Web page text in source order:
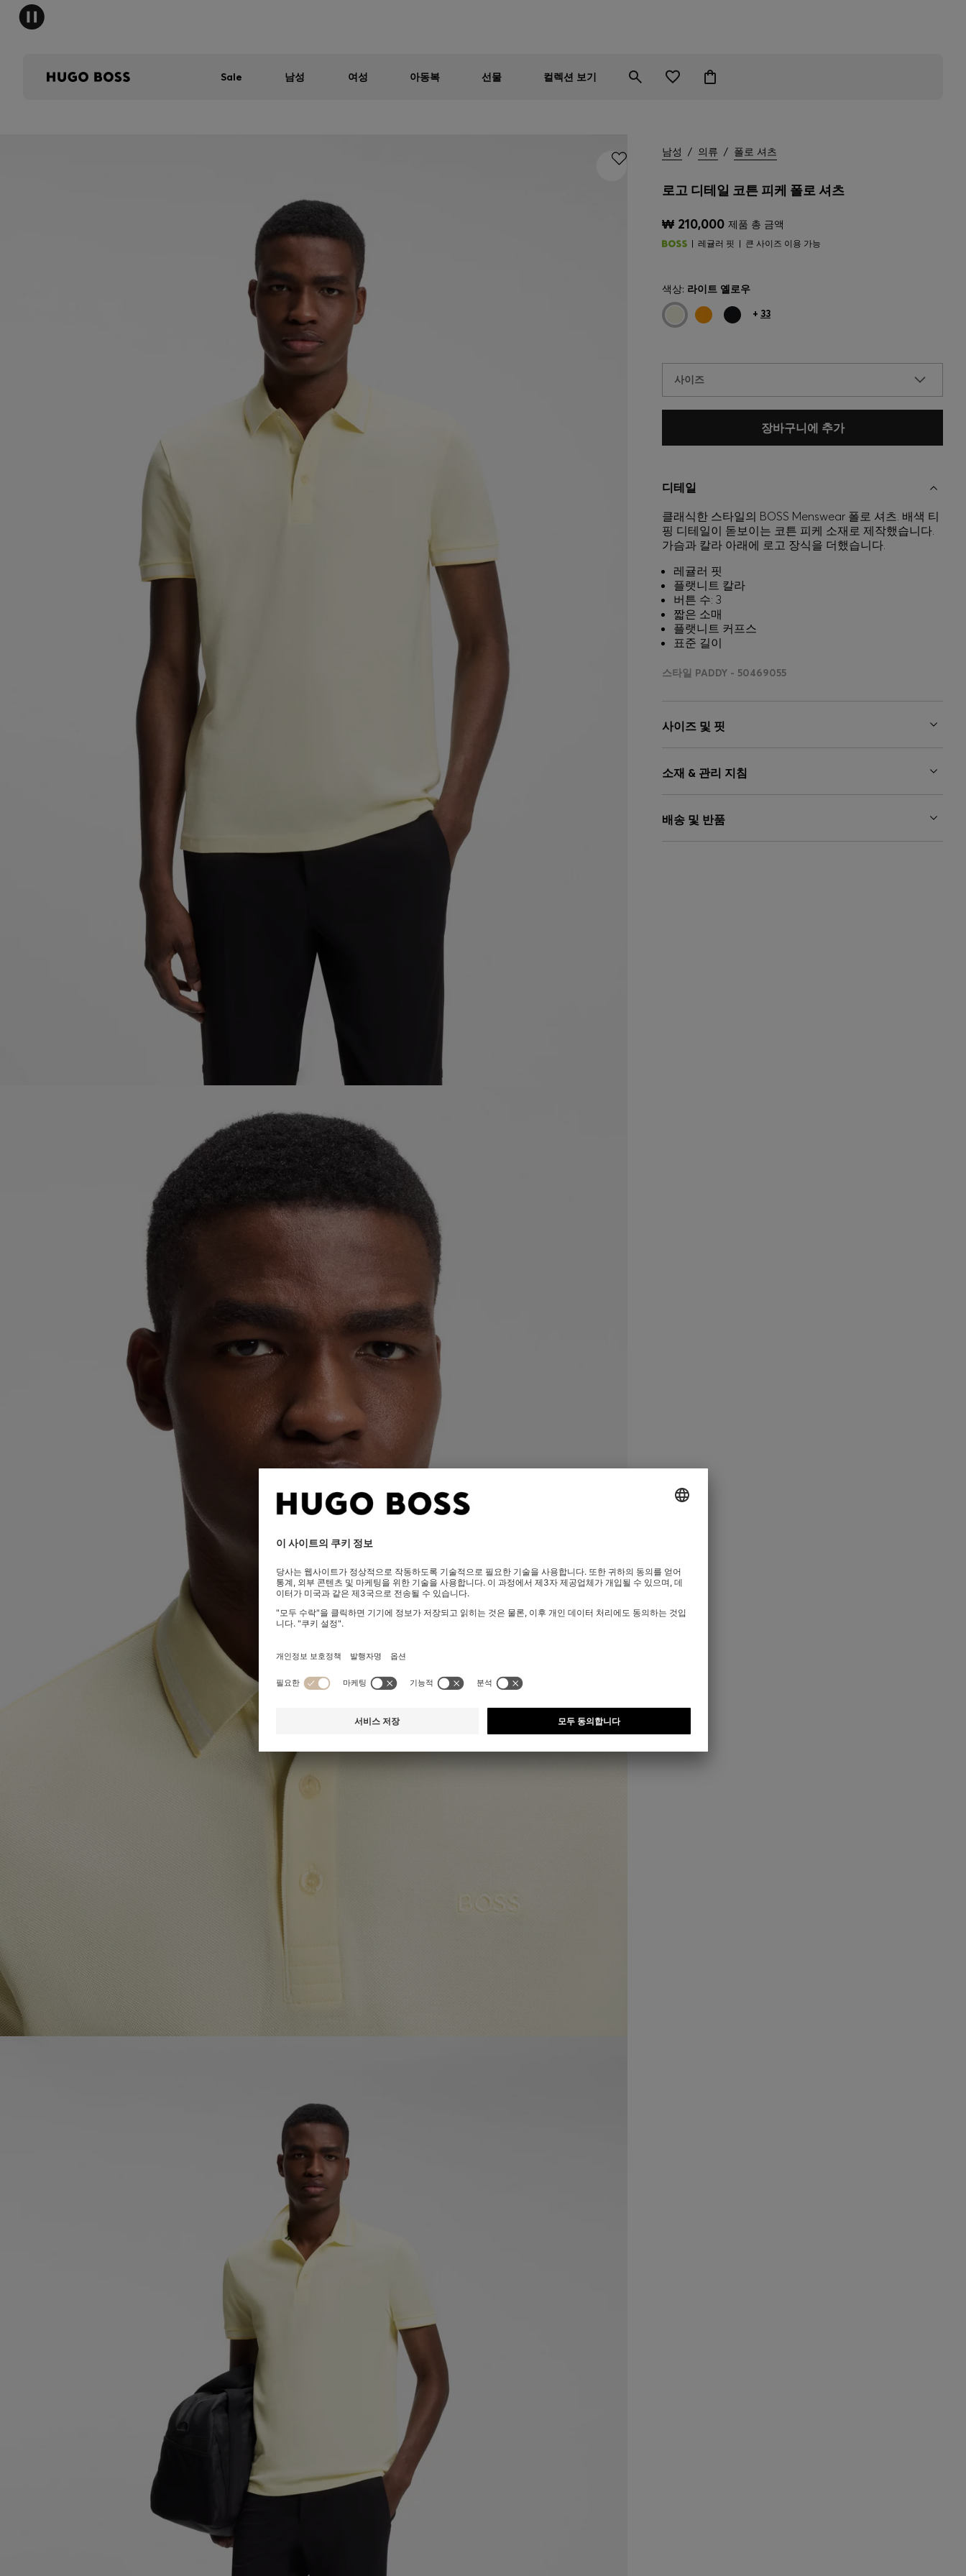
Sale 남성 여성 아동복 선물 컬렉션 보기
남성 / 의류 / 폴로 셔츠
로고 디테일 코튼 피케 폴로 셔츠
₩ 210,000 제품 총 금액
레귤러 핏 큰 사이즈 이용 가능
색상: 라이트 옐로우
+ 33
사이즈
장바구니에 추가
디테일
클래식한 스타일의 BOSS Menswear 폴로 셔츠. 배색 티
핑 디테일이 돋보이는 코튼 피케 소재로 제작했습니다.
가슴과 칼라 아래에 로고 장식을 더했습니다.
레귤러 핏
플랫니트 칼라
버튼 수: 3
짧은 소매
플랫니트 커프스
표준 길이
스타일 PADDY - 50469055
사이즈 및 핏
소재 & 관리 지침
배송 및 반품